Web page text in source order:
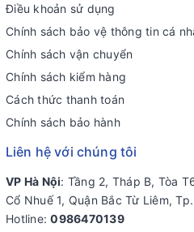
Điều khoản sử dụng
Chính sách bảo vệ thông tin cá
Chính sách vận chuyển
Chính sách kiểm hàng
Cách thức thanh toán
Chính sách bảo hành
Liên hệ với chúng tôi
VP Hà Nội: Tầng 2, Tháp B, Tòa
Cổ Nhuế 1, Quận Bắc Từ Liêm,
Hotline:0986470139